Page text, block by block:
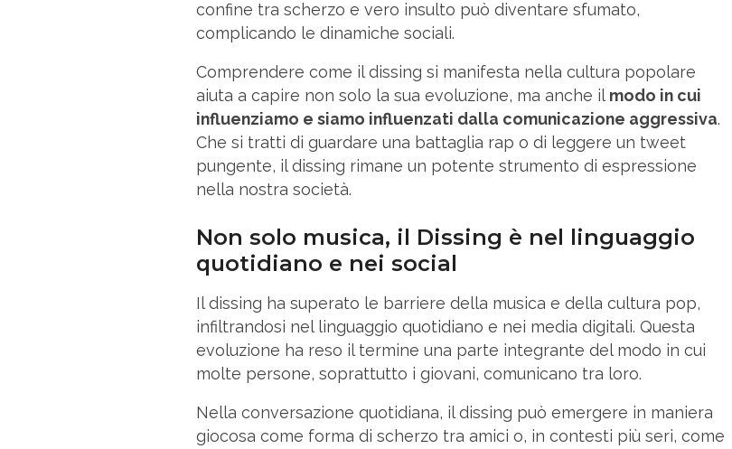
confine tra scherzo e vero insulto può diventare sfumato,
complicando le dinamiche sociali.
Comprendere come il dissing si manifesta nella cultura popolare
aiuta a capire non solo la sua evoluzione, ma anche il modo in cui
influenziamo e siamo influenzati dalla comunicazione aggressiva.
Che si tratti di guardare una battaglia rap o di leggere un tweet
pungente, il dissing rimane un potente strumento di espressione
nella nostra società.
Non solo musica, il Dissing è nel linguaggio
quotidiano e nei social
Il dissing ha superato le barriere della musica e della cultura pop,
infiltrandosi nel linguaggio quotidiano e nei media digitali. Questa
evoluzione ha reso il termine una parte integrante del modo in cui
molte persone, soprattutto i giovani, comunicano tra loro.
Nella conversazione quotidiana, il dissing può emergere in maniera
giocosa come forma di scherzo tra amici o, in contesti più seri, come